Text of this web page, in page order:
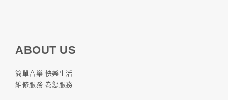
ABOUT US
簡單音樂 快樂生活
維修服務 為您服務